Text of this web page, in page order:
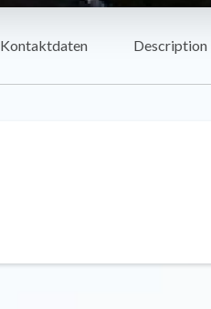
Kontaktdaten Description